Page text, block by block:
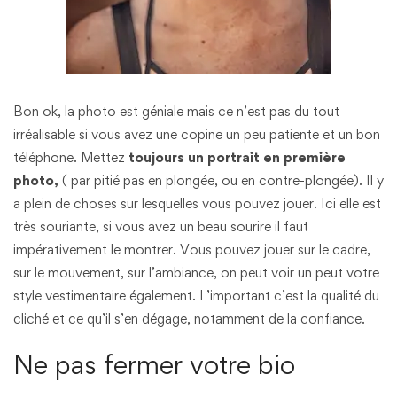
Bon ok, la photo est géniale mais ce n’est pas du tout
irréalisable si vous avez une copine un peu patiente et un bon
téléphone. Mettez toujours un portrait en première
photo, ( par pitié pas en plongée, ou en contre-plongée). Il y
a plein de choses sur lesquelles vous pouvez jouer. Ici elle est
très souriante, si vous avez un beau sourire il faut
impérativement le montrer. Vous pouvez jouer sur le cadre,
sur le mouvement, sur l’ambiance, on peut voir un peut votre
style vestimentaire également. L’important c’est la qualité du
cliché et ce qu’il s’en dégage, notamment de la confiance.
Ne pas fermer votre bio